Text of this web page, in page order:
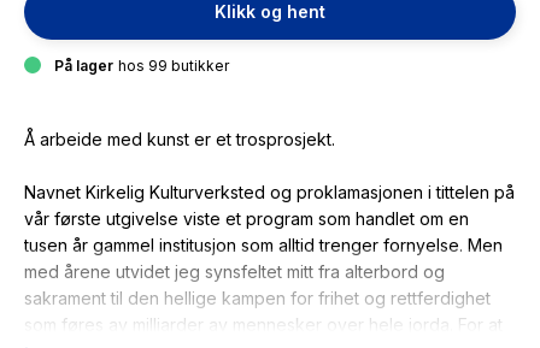
Klikk og hent
På lager hos 99 butikker
Å arbeide med kunst er et trosprosjekt.
Navnet Kirkelig Kulturverksted og proklamasjonen i tittelen på
vår første utgivelse viste et program som handlet om en
tusen år gammel institusjon som alltid trenger fornyelse. Men
med årene utvidet jeg synsfeltet mitt fra alterbord og
sakrament til den hellige kampen for frihet og rettferdighet
som føres av milliarder av mennesker over hele jorda. For at